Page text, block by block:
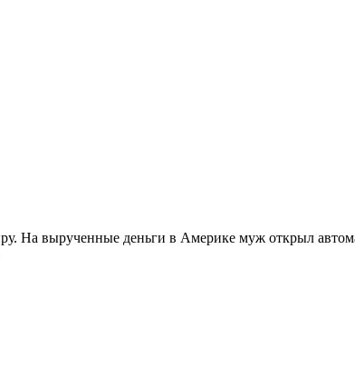
На вырученные деньги в Америке муж открыл